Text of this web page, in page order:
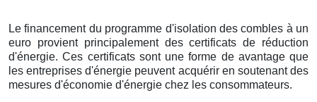
Le financement du programme d'isolation des combles à un
euro provient principalement des certificats de réduction
d'énergie. Ces certificats sont une forme de avantage que
les entreprises d'énergie peuvent acquérir en soutenant des
mesures d'économie d'énergie chez les consommateurs.